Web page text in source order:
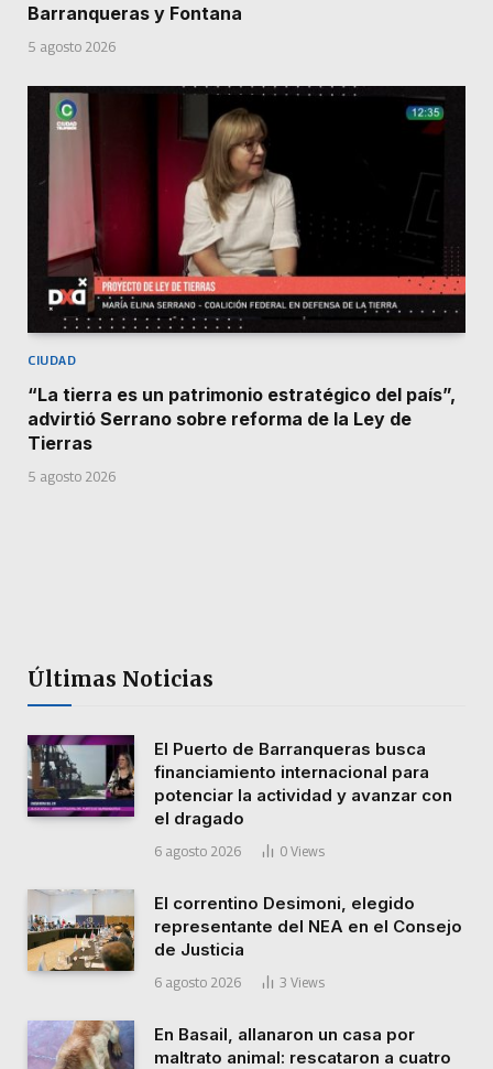
Barranqueras y Fontana
5 agosto 2026
CIUDAD
“La tierra es un patrimonio estratégico del país”,
advirtió Serrano sobre reforma de la Ley de
Tierras
5 agosto 2026
Últimas Noticias
El Puerto de Barranqueras busca
financiamiento internacional para
potenciar la actividad y avanzar con
el dragado
6 agosto 2026 0 Views
El correntino Desimoni, elegido
representante del NEA en el Consejo
de Justicia
6 agosto 2026 3 Views
En Basail, allanaron un casa por
maltrato animal: rescataron a cuatro